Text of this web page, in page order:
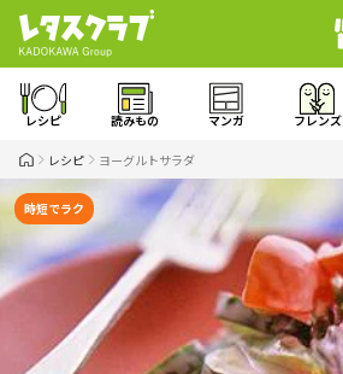
レシピ 読みもの マンガ フレンズ
レシピ ヨーグルトサラダ
時短でラク